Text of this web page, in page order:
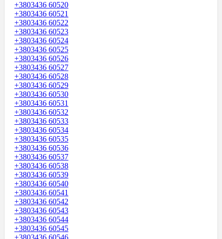
+3803436 60520
+3803436 60521
+3803436 60522
+3803436 60523
+3803436 60524
+3803436 60525
+3803436 60526
+3803436 60527
+3803436 60528
+3803436 60529
+3803436 60530
+3803436 60531
+3803436 60532
+3803436 60533
+3803436 60534
+3803436 60535
+3803436 60536
+3803436 60537
+3803436 60538
+3803436 60539
+3803436 60540
+3803436 60541
+3803436 60542
+3803436 60543
+3803436 60544
+3803436 60545
+3803436 60546